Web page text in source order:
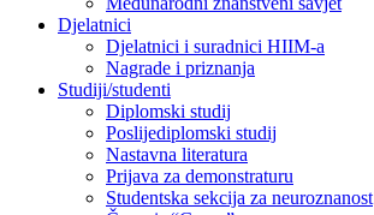
Djelatnici
Djelatnici i suradnici HIIM-a
Nagrade i priznanja
Studiji/studenti
Diplomski studij
Poslijediplomski studij
Nastavna literatura
Prijava za demonstraturu
Studentska sekcija za neuroznanost